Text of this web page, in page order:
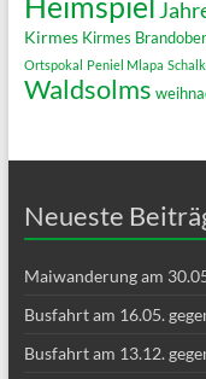
Kirmes Kirmes
Ortspokal Peniel Mlapa
Waldsolms
Neueste
Maiwanderung am
Busfahrt am 16.05.
Busfahrt am 13.12.